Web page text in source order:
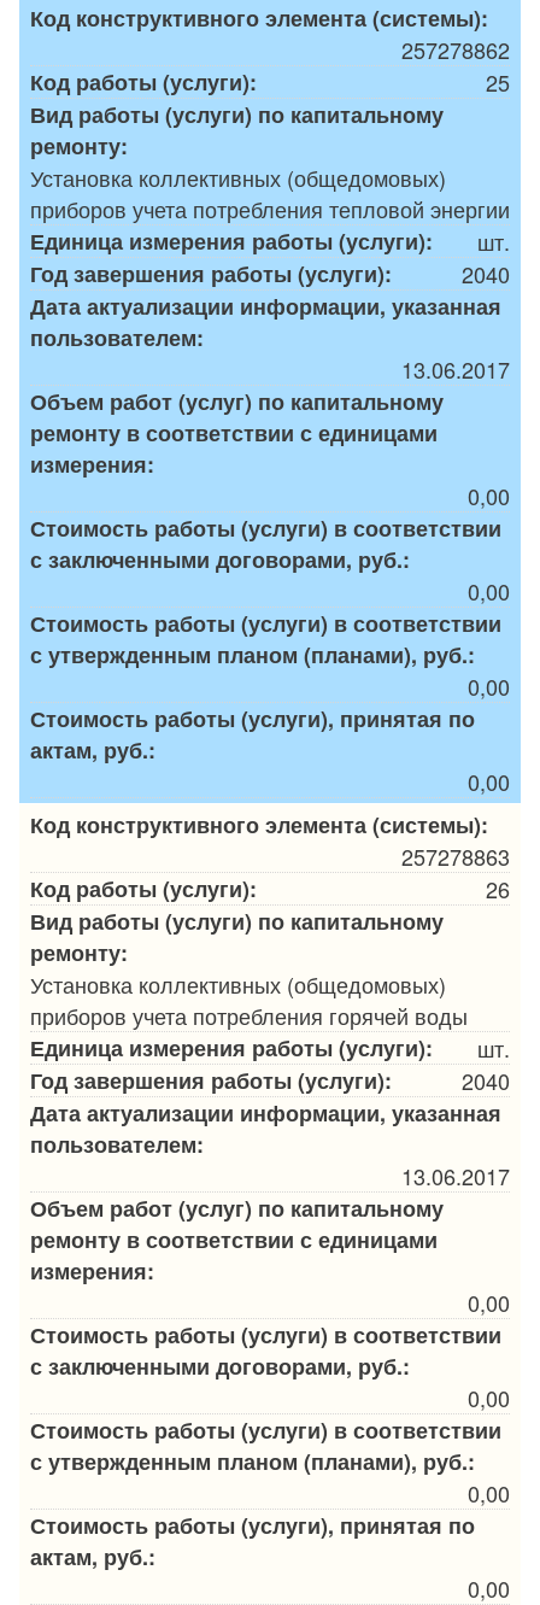
Код конструктивного элемента (системы):
257278862
Код работы (услуги):
25
Вид работы (услуги) по капитальному
ремонту:
Установка коллективных (общедомовых)
приборов учета потребления тепловой энергии
Единица измерения работы (услуги):
шт.
Год завершения работы (услуги):
2040
Дата актуализации информации, указанная
пользователем:
13.06.2017
Объем работ (услуг) по капитальному
ремонту в соответствии с единицами
измерения:
0,00
Стоимость работы (услуги) в соответствии
с заключенными договорами, руб.:
0,00
Стоимость работы (услуги) в соответствии
с утвержденным планом (планами), руб.:
0,00
Стоимость работы (услуги), принятая по
актам, руб.:
0,00
Код конструктивного элемента (системы):
257278863
Код работы (услуги):
26
Вид работы (услуги) по капитальному
ремонту:
Установка коллективных (общедомовых)
приборов учета потребления горячей воды
Единица измерения работы (услуги):
шт.
Год завершения работы (услуги):
2040
Дата актуализации информации, указанная
пользователем:
13.06.2017
Объем работ (услуг) по капитальному
ремонту в соответствии с единицами
измерения:
0,00
Стоимость работы (услуги) в соответствии
с заключенными договорами, руб.:
0,00
Стоимость работы (услуги) в соответствии
с утвержденным планом (планами), руб.:
0,00
Стоимость работы (услуги), принятая по
актам, руб.:
0,00